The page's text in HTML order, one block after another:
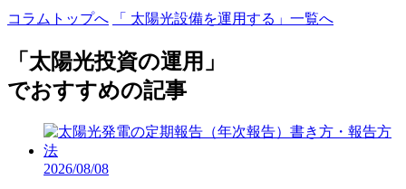
現在はマネージャーとして、案件全体の統括から契約実務までを幅
投資家にとって最も安全で収益性の高い資産運用モデルの構築を徹
底している。
【メディア掲載・登壇実績】
2025.08.29：Forbes Japan 掲載（掲載記事 ）
【編集・監修ポリシー】
当メディアでは、太陽光発電投資や節税対策を検討される投資家の
コラムトップへ 「 太陽光設備を運用する」一覧へ
「太陽光投資の運用」
でおすすめの記事
2026/08/08